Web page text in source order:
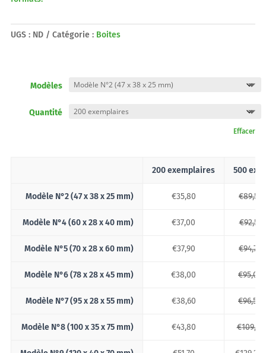
UGS : ND Catégorie : Boites
Modèles
Quantité
Effacer
200 exemplaires 500
Modèle N°2 (47 x 38 x 25 mm) €35,80 €89,50
Modèle N°4 (60 x 28 x 40 mm) €37,00 €92,50
Modèle N°5 (70 x 28 x 60 mm) €37,90 €94,75
Modèle N°6 (78 x 28 x 45 mm) €38,00 €95,00
Modèle N°7 (95 x 28 x 55 mm) €38,60 €96,50
Modèle N°8 (100 x 35 x 75 mm) €43,80 €109,50